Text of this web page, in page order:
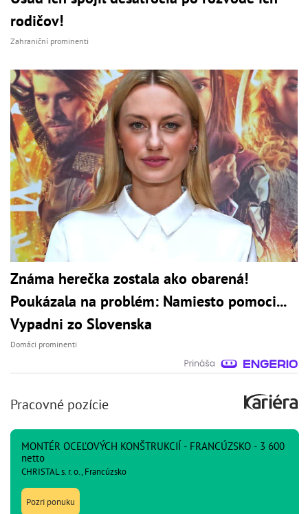
rodičov!
Zahraniční prominenti
Známa herečka zostala ako obarená!
Poukázala na problém: Namiesto pomoci...
Vypadni zo Slovenska
Domáci prominenti
Pracovné pozície
MONTÉR OCEĽOVÝCH KONŠTRUKCIÍ - FRANCÚZSKO - 3 600
netto
CHRISTAL s. r. o., Francúzsko
Pozri ponuku